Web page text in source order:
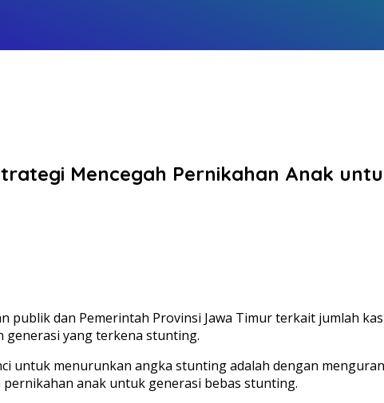
Mencegah Pernikahan Anak
publik dan Pemerintah Provinsi Jawa Timur terkait jumlah
generasi yang terkena stunting.
untuk menurunkan angka stunting adalah dengan
anak untuk generasi bebas stunting.